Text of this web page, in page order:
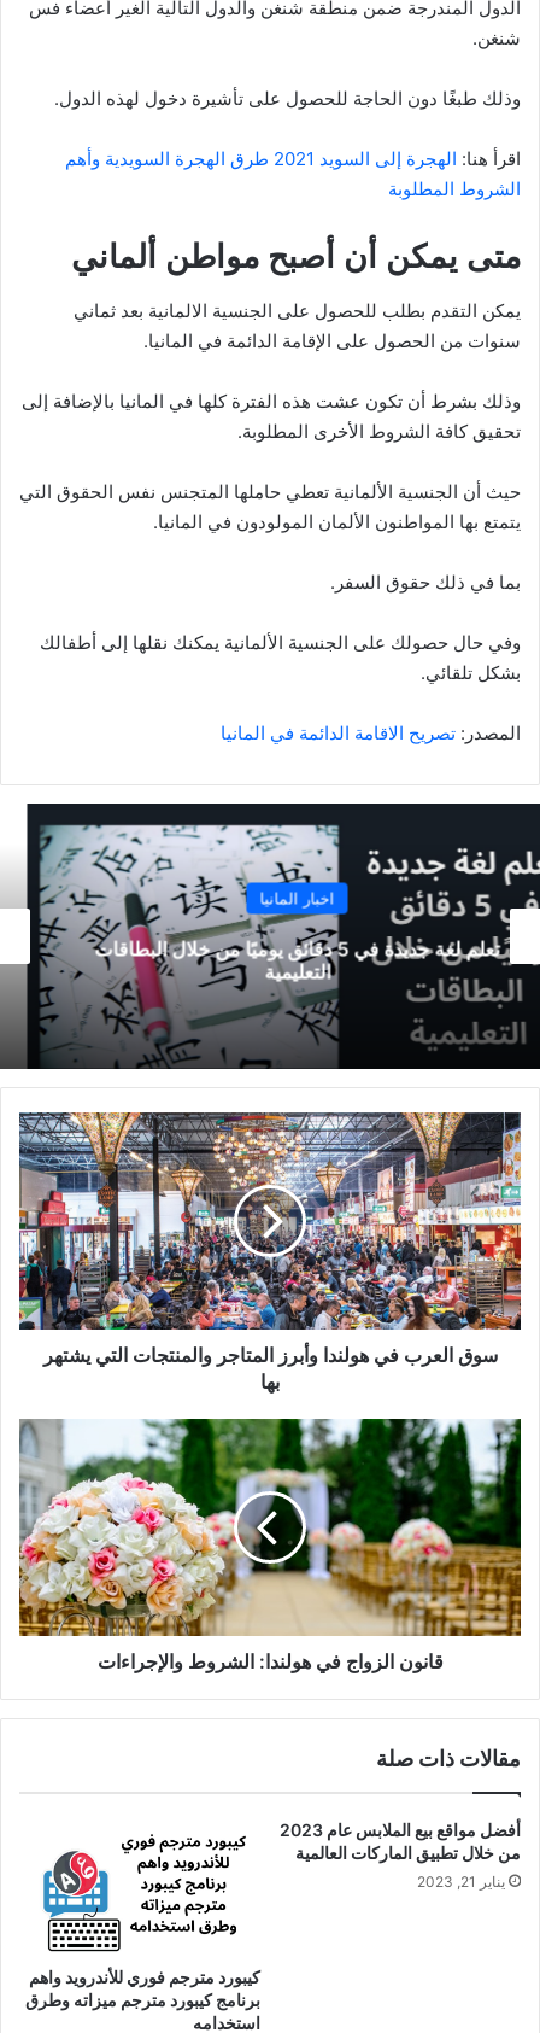
الدول المندرجة ضمن منطقة شنغن والدول التالية الغير أعضاء فس
شنغن.
وذلك طبغًا دون الحاجة للحصول على تأشيرة دخول لهذه الدول.
اقرأ هنا:
الهجرة إلى السويد 2021 طرق الهجرة السويدية وأهم
الشروط المطلوبة
متى يمكن أن أصبح مواطن ألماني
يمكن التقدم بطلب للحصول على الجنسية الالمانية بعد ثماني
سنوات من الحصول على الإقامة الدائمة في المانيا.
وذلك بشرط أن تكون عشت هذه الفترة كلها في المانيا بالإضافة إلى
تحقيق كافة الشروط الأخرى المطلوبة.
حيث أن الجنسية الألمانية تعطي حاملها المتجنس نفس الحقوق التي
يتمتع بها المواطنون الألمان المولودون في المانيا.
بما في ذلك حقوق السفر.
وفي حال حصولك على الجنسية الألمانية يمكنك نقلها إلى أطفالك
بشكل تلقائي.
المصدر: تصريح الاقامة الدائمة في المانيا
اخبار المانيا
تسوق من أديداس أحدث الملابس الرياضية والأحذية
سوق
العرب
في
هولندا
وأبرز
المتاجر
والمنتجات
التي
يشتهر
سوق العرب في هولندا وأبرز المتاجر والمنتجات التي يشتهر
بها
قانون
الزواج
في
هولندا:
الشروط
واﻹجراءات
قانون الزواج في هولندا: الشروط واﻹجراءات
مقالات ذات صلة
أفضل مواقع بيع الملابس عام 2023
من خلال تطبيق الماركات العالمية
يناير 21, 2023
كيبورد مترجم فوري للأندرويد واهم
برنامج كيبورد مترجم ميزاته وطرق
استخدامه